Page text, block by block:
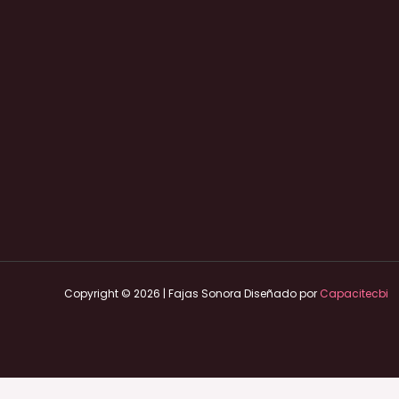
Copyright © 2026 | Fajas Sonora Diseñado porCapacitecbi